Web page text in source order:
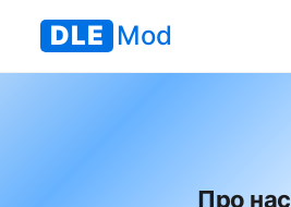
DLE Mod
Про нас